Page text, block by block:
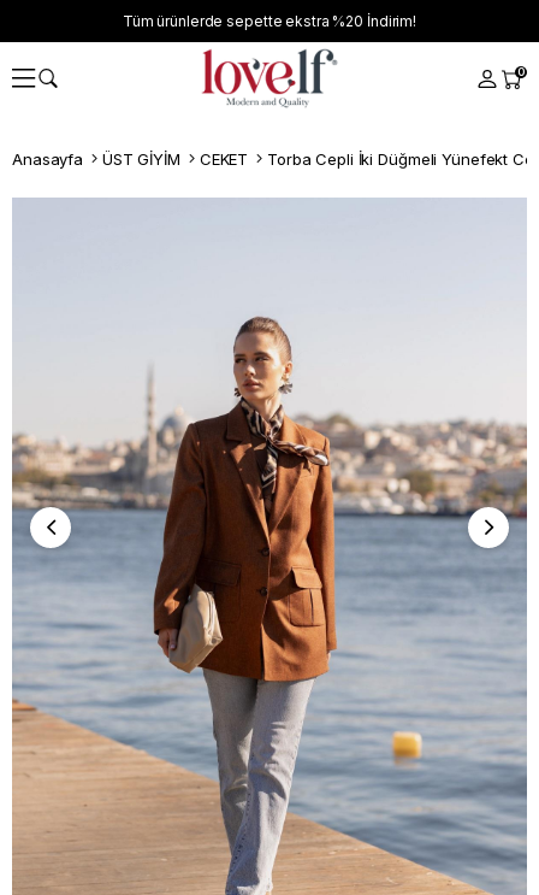
Tüm ürünlerde sepette ekstra %20 İndirim!
0
Anasayfa ÜST GİYİM CEKET Torba Cepli İki Düğmeli Yünefekt